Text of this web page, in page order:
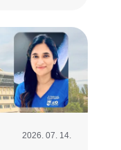
2026. 07. 14.